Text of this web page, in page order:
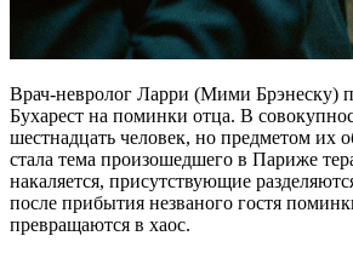
Врач-невролог Ларри (Мими Брэнеску)
Бухарест на поминки отца. В
шестнадцать человек, но предметом их
стала тема произошедшего в Париже
накаляется, присутствующие
после прибытия незваного гостя
превращаются в хаос.